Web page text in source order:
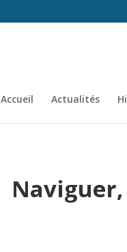
Accueil Actualités